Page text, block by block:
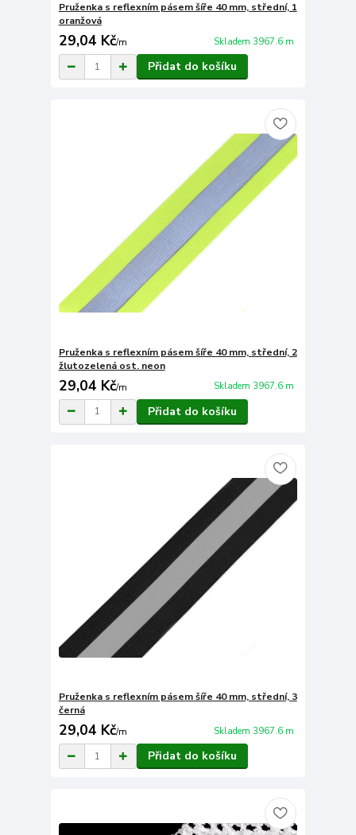
Pruženka s reflexním pásem šíře 40 mm, střední, 1
oranžová
29,04 Kč/m Skladem 3967.6 m
Přidat do košíku
Pruženka s reflexním pásem šíře 40 mm, střední, 2
žlutozelená ost. neon
29,04 Kč/m Skladem 3967.6 m
Přidat do košíku
Pruženka s reflexním pásem šíře 40 mm, střední, 3
černá
29,04 Kč/m Skladem 3967.6 m
Přidat do košíku